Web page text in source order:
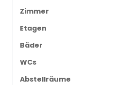
Zimmer
Etagen
Bäder
WCs
Abstellräume